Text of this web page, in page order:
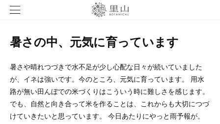
暑さの中、元気に育っています
暑さや晴れつづきで水不足が少し心配な日々が続いていました
が、イネは強いです。今のところ、元気に育っています。 用水
路が無い田んぼでの米づくりはこういう時に難しさを感じます。
でも、自然と向き合って米を作ることは、これからも大切につづ
けていきたいと思っています。 今日あたりにやっと雨予報が。